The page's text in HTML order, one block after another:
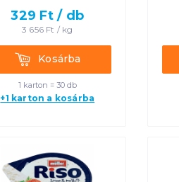
329 Ft / db
3 656 Ft / kg
KosárbaKosárba
1 karton = 30 db
+1 karton a kosárba